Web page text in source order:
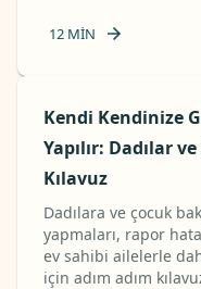
12 MIN
Kendi Kendinize
Yapılır: Dadılar
Kılavuz
Dadılara ve çocuk
yapmaları, rapor
ev sahibi ailelerle
için adım adım